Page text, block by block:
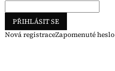
PŘIHLÁSIT SE
Nová registraceZapomenuté heslo